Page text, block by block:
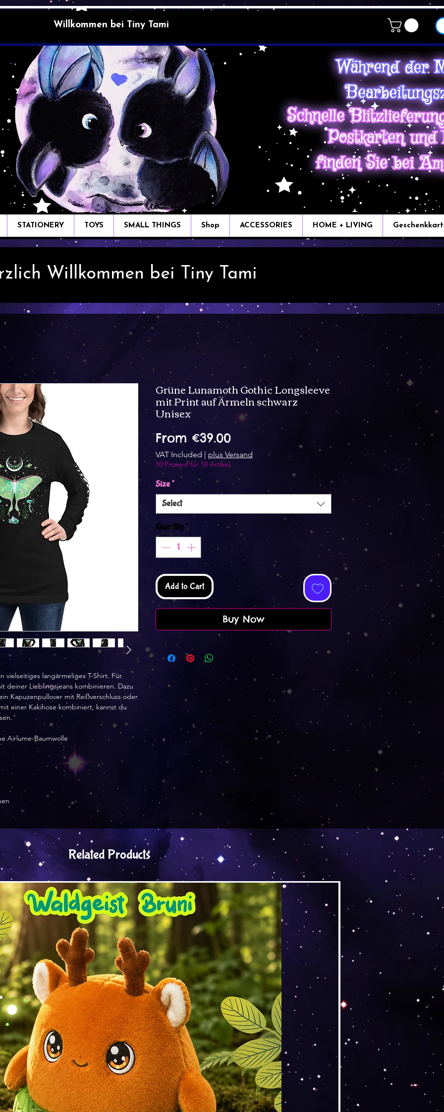
Willkommen bei Tiny Tami
STATIONERY TOYS SMALL THINGS Shop ACCESSORIES HOME + LIVING
Willkommen bei Tiny Tami
vielseitiges langärmeliges T-Shirt. Für
deiner Lieblingsjeans kombinieren. Dazu
Kapuzenpullover mit Reißverschluss oder
einer Kakihose kombiniert, kannst du
Airlume-Baumwolle
Grüne Lunamoth Gothic Longsleeve
mit Print auf Ärmeln schwarz
Unisex
From €39.00Sale
Price
VAT Included | plus Versand
10 Prozent für 10 Artikel
Size*
Select
Quantity*
Add to Cart
Buy Now
Related Products